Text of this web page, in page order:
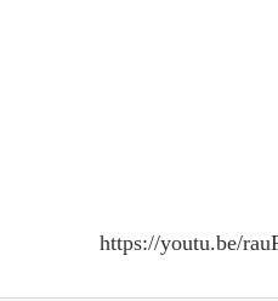
https://youtu.be/